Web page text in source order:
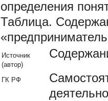
определения
Таблица.
Источник
(автор)
ГК РФ